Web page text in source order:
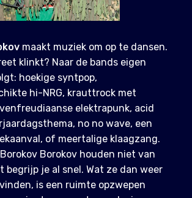
maakt muziek om op te dansen.
klinkt? Naar de bands eigen
hoekige syntpop,
hi-NRG, krauttrock met
elektrapunk, acid
no no wave, een
of meertalige klaagzang.
Borokov houden niet van
begrijp je al snel. Wat ze dan weer
is een ruimte opzwepen